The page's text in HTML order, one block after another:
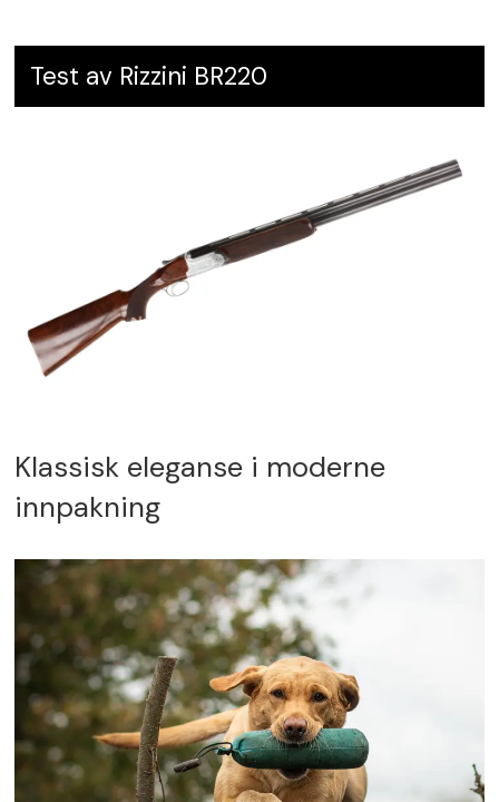
Test av Rizzini BR220
Klassisk eleganse i moderne
innpakning